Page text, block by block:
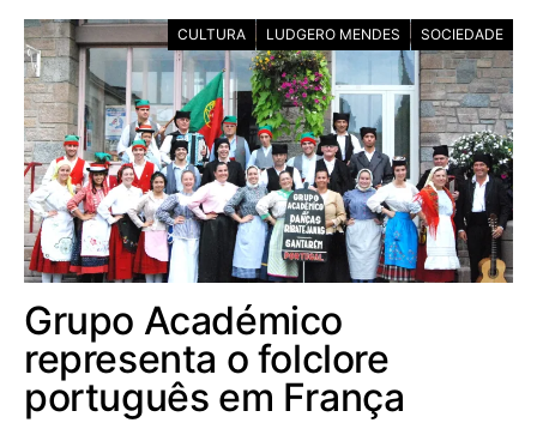
CULTURA LUDGERO MENDES SOCIEDADE
Grupo Académico
representa o folclore
português em França